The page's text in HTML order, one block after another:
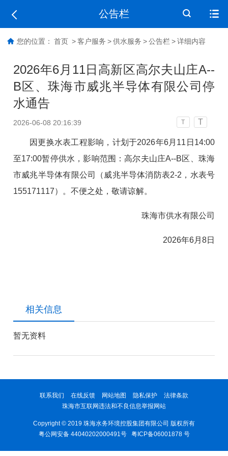
公告栏
您的位置： 首页 > 客户服务 > 供水服务 > 公告栏 > 详细内容
2026年6月11日高新区高尔夫山庄A--
B区、珠海市威兆半导体有限公司停
水通告
2026-06-08 20:16:39 T T
因更换水表工程影响 ，计划于2026年6月11日14:00
至17:00暂停供水，影响范围：高尔夫山庄A--B区、珠海
市威兆半导体有限公司（威兆半导体消防表2-2，水表号
155171117）
。不便之处，敬请谅解。
珠海市供水有限公司
2026年6月8日
相关信息
暂无资料
联系我们 在线反馈 网站地图 隐私保护
法律条款
珠海市互联网违法和不良信息举报网站
Copyright © 2019 珠海水务环境控股集团有限公司 版权所有
粤公网安备 44040202000491号 粤ICP备06001878 号